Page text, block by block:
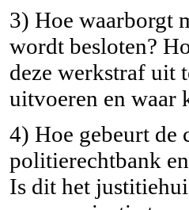
3) Hoe waarborgt
wordt besloten?
deze werkstraf uit
uitvoeren en waar
4) Hoe gebeurt de
politierechtbank
Is dit het